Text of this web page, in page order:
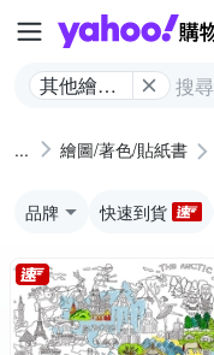
其他繪畫
繪圖/著色/貼紙書
品牌 快速到貨